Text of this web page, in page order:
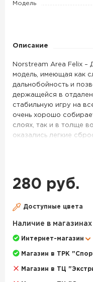
2,3
цв.
74
Модель
Описание
Norstream Area Felix –
модель, имеющая как
дальнобойность и
держащейся в
стабильную игру на
очень хорошо
слоях, так и в толще
оказались легкие
Felix’a. Данный
размашистую игру и
подходит для ловли на
эффективно
стоячей воде она
активность рыбы
Самая легкая версия
что и Felix 2,3 г, но за
280 руб.
Доступные цвета
Наличие в магазинах
Интернет-магазин
Магазин в ТРК
Магазин в ТЦ